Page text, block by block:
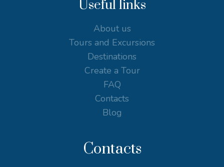
Useful links
About us
Tours and Excursions
Destinations
Create a Tour
FAQ
Contacts
Blog
Contacts